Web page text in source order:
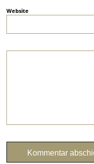
Website